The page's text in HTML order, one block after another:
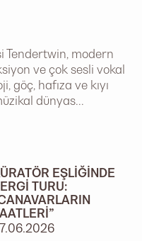
Tendertwin, modern
ve çok sesli vokal
göç, hafıza ve kıyı
dünyas...
EŞLIĞINDE
TURU: